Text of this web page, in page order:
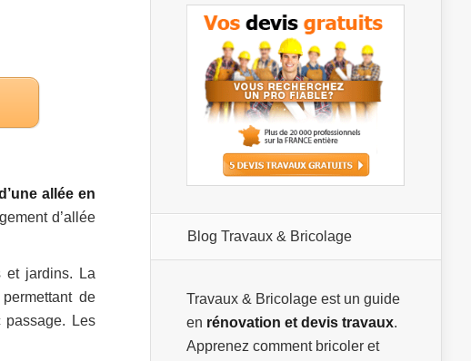
allée en
d’allée
et jardins. La
de
passage. Les
Blog Travaux & Bricolage
Travaux & Bricolage est un guide
en rénovation et devis travaux.
Apprenez comment bricoler et